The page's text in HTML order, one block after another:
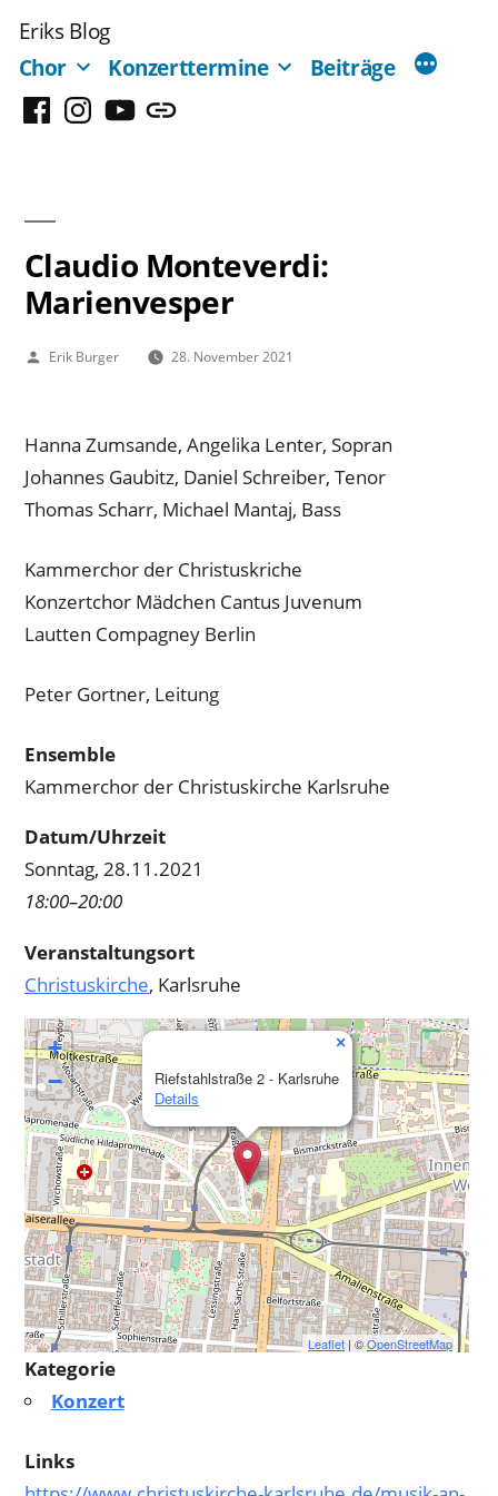
Inhalt
springen
Eriks Blog
Chor
Konzerttermine Beiträge
FacebookInstagram
YouTubeMastodon
Claudio Monteverdi:
Marienvesper
Veröffentlicht
Erik Burger 28. November 2021
Hanna Zumsande, Angelika Lenter, Sopran
Johannes Gaubitz, Daniel Schreiber, Tenor
Thomas Scharr, Michael Mantaj, Bass
Kammerchor der Christuskriche
Konzertchor Mädchen Cantus Juvenum
Lautten Compagney Berlin
Peter Gortner, Leitung
Ensemble
Kammerchor der Christuskirche Karlsruhe
Datum/Uhrzeit
Sonntag, 28.11.2021
18:00–20:00
Veranstaltungsort
Christuskirche, Karlsruhe
Riefstahlstraße 2 - Karlsruhe
Details
×
+
−
Leaflet | ©OpenStreetMap
Kategorie
Konzert
Links